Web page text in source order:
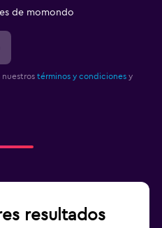
de momondo
nuestros términos y condiciones y
resultados